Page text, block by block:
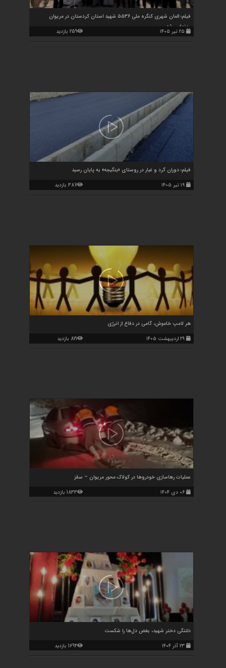
فیلم؛ المان شهری کنگره ملی ۵۵۳۶ شهید استان کردستان در مریوان
رونمایی شد
۲۵ تیر ۱۴۰۵ 259 بازدید
فیلم؛ دوران گرد و غبار در روستای «ینگیجه» به پایان رسید
۱۹ تیر ۱۴۰۵
387 بازدید
هر لامپ خاموش، گامی در دفاع از انرژی
۲۹ اردیبهشت ۱۴۰۵
821 بازدید
عملیات رهاسازی خودروها در کولاک محور مریوان – سقز
۰۶ دی ۱۴۰۴
1833 بازدید
دلتنگی دختر شهید، بغض دل‌ها را شکست
۲۳ آذر ۱۴۰۴
1694 بازدید